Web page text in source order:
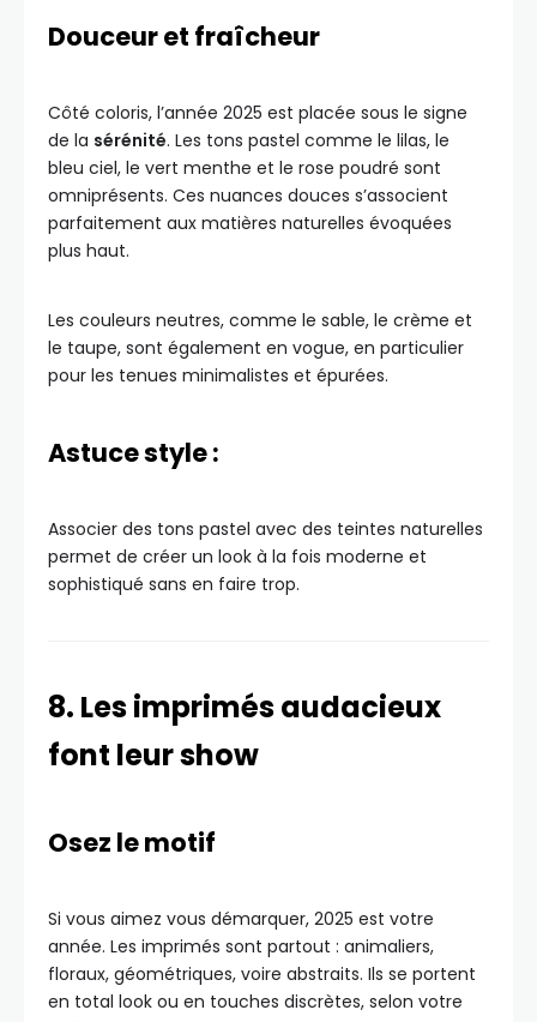
Douceur et fraîcheur
Côté coloris, l’année 2025 est placée sous le signe
de la sérénité. Les tons pastel comme le lilas, le
bleu ciel, le vert menthe et le rose poudré sont
omniprésents. Ces nuances douces s’associent
parfaitement aux matières naturelles évoquées
plus haut.
Les couleurs neutres, comme le sable, le crème et
le taupe, sont également en vogue, en particulier
pour les tenues minimalistes et épurées.
Astuce style :
Associer des tons pastel avec des teintes naturelles
permet de créer un look à la fois moderne et
sophistiqué sans en faire trop.
8. Les imprimés audacieux
font leur show
Osez le motif
Si vous aimez vous démarquer, 2025 est votre
année. Les imprimés sont partout : animaliers,
floraux, géométriques, voire abstraits. Ils se portent
en total look ou en touches discrètes, selon votre